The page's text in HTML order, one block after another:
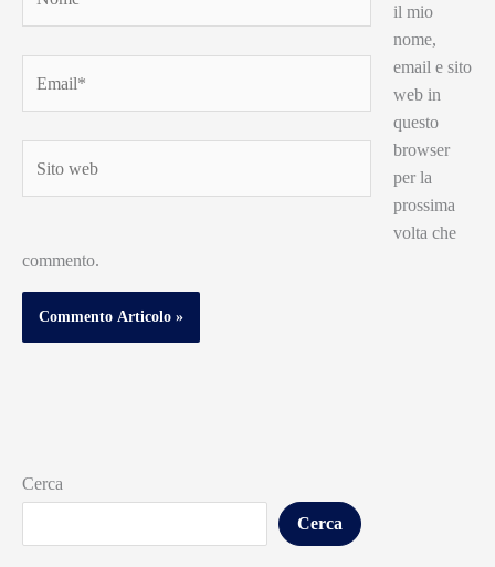
web
il mio
nome,
email e sito
web in
questo
browser
per la
prossima
volta che
commento.
Cerca
Cerca